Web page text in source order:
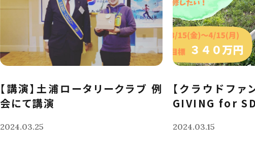
【講演】土浦ロータリークラブ 例
会にて講演
2024.03.25
【クラウドファ
GIVING for
2024.03.15